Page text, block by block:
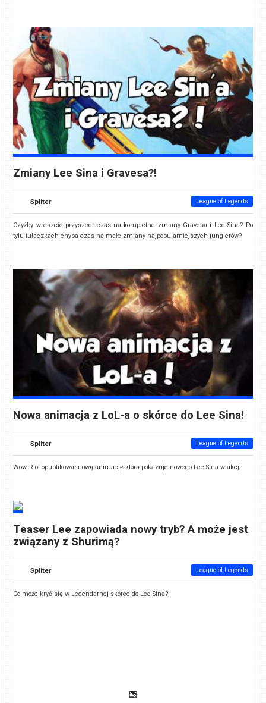
Zmiany Lee Sina i Gravesa?!
Spliter League of Legends
Czyżby wreszcie przyszedł czas na kompletne zmiany Gravesa i Lee Sina? Po
tylu tułaczkach chyba czas na małe zmiany najpopularniejszych junglerów?
Nowa animacja z LoL-a o skórce do Lee Sina!
Spliter League of Legends
Wow, Riot opublikował nową animację która pokazuje nowego Lee Sina w akcji!
Teaser Lee zapowiada nowy tryb? A może jest
związany z Shurimą?
Spliter League of Legends
Co może kryć się w Legendarnej skórce do Lee Sina?